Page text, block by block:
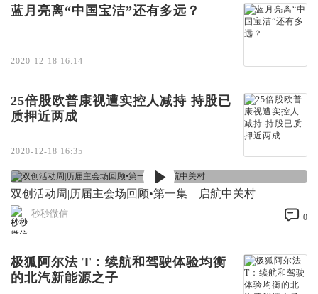
蓝月亮离“中国宝洁”还有多远？
2020-12-18 16:14
25倍股欧普康视遭实控人减持 持股已
质押近两成
2020-12-18 16:35
双创活动周|历届主会场回顾•第一集 启航中关村
秒秒微信 0
极狐阿尔法 T：续航和驾驶体验均衡
的北汽新能源之子